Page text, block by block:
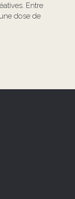
Entre
dose de